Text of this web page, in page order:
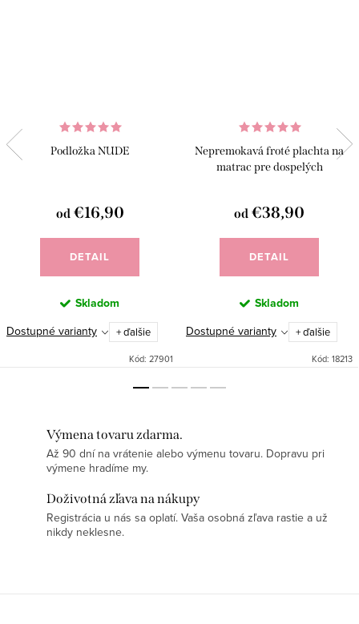
Podložka NUDE
od€16,90
DETAIL
Skladom
Dostupné varianty + ďalšie
Kód: 27901
Nepremokavá froté plachta na
matrac pre dospelých
od €38,90
DETAIL
Skladom
Dostupné varianty + ďalšie
Kód: 18213
Výmena tovaru zdarma.
Až 90 dní na vrátenie alebo výmenu tovaru. Dopravu pri
výmene hradíme my.
Doživotná zľava na nákupy
Registrácia u nás sa oplatí. Vaša osobná zľava rastie a už
nikdy neklesne.